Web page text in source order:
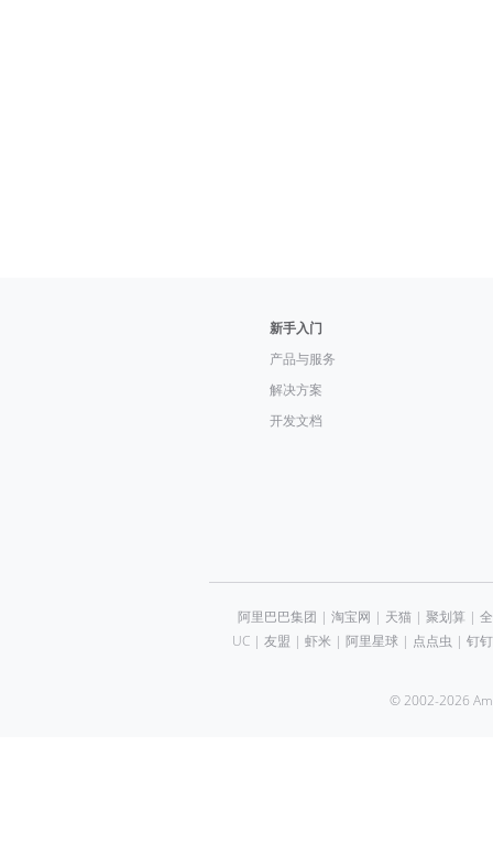
新手入门
产品与服务
解决方案
开发文档
阿里巴巴集团 | 淘宝网 | 天猫| 聚划算 |
UC| 友盟 | 虾米 | 阿里星球| 点点虫 | 钉钉
© 2002-2026